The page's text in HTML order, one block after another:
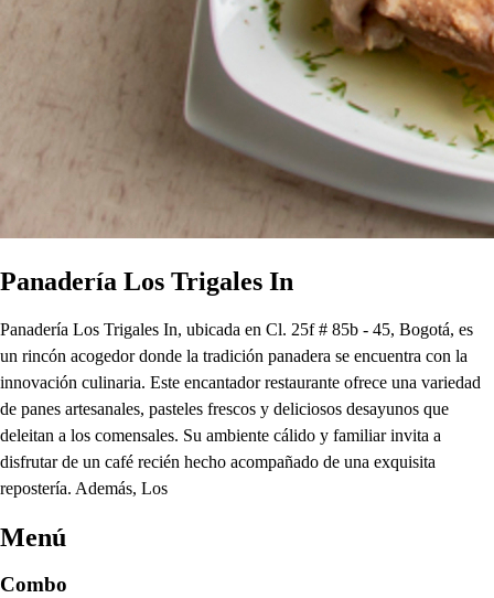
Panadería Los Trigales In
Panadería Los Trigales In, ubicada en Cl. 25f # 85b - 45, Bogotá, es
un rincón acogedor donde la tradición panadera se encuentra con la
innovación culinaria. Este encantador restaurante ofrece una variedad
de panes artesanales, pasteles frescos y deliciosos desayunos que
deleitan a los comensales. Su ambiente cálido y familiar invita a
disfrutar de un café recién hecho acompañado de una exquisita
repostería. Además, Los
Menú
Combo